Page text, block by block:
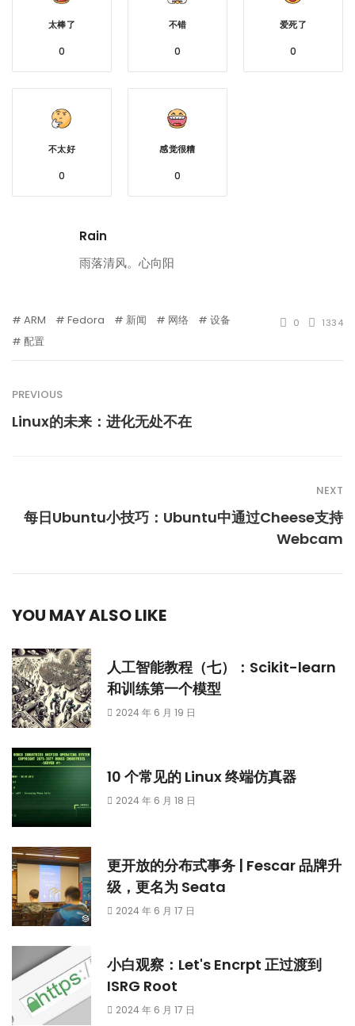
太棒了
0
不错
0
爱死了
0
不太好
0
感觉很糟
0
Rain
雨落清风。心向阳
ARM Fedora 新闻 网络
设备
配置
0 1334
PREVIOUS
Linux的未来：进化无处不在
NEXT
每日Ubuntu小技巧：Ubuntu中通过Cheese支持
Webcam
YOU MAY ALSO LIKE
人工智能教程（七）：Scikit-learn
和训练第一个模型
2024 年 6 月 19 日
10 个常见的 Linux 终端仿真器
2024 年 6 月 18 日
更开放的分布式事务 | Fescar 品牌升
级，更名为 Seata
2024 年 6 月 17 日
小白观察：Let's Encrpt 正过渡到
ISRG Root
2024 年 6 月 17 日